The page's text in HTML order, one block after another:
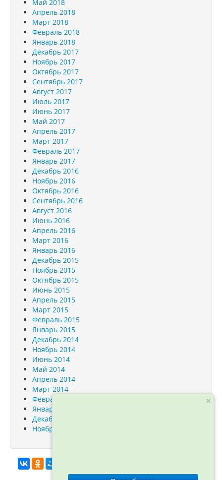
Май 2018
Апрель 2018
Март 2018
Февраль 2018
Январь 2018
Декабрь 2017
Ноябрь 2017
Октябрь 2017
Сентябрь 2017
Август 2017
Июль 2017
Июнь 2017
Май 2017
Апрель 2017
Март 2017
Февраль 2017
Январь 2017
Декабрь 2016
Ноябрь 2016
Октябрь 2016
Сентябрь 2016
Август 2016
Июнь 2016
Апрель 2016
Март 2016
Январь 2016
Декабрь 2015
Ноябрь 2015
Октябрь 2015
Июнь 2015
Апрель 2015
Март 2015
Февраль 2015
Январь 2015
Декабрь 2014
Ноябрь 2014
Июнь 2014
Май 2014
Апрель 2014
Март 2014
Февраль 2014
Январь 2014
Декабрь 2013
Ноябрь 2013
© ООО
×